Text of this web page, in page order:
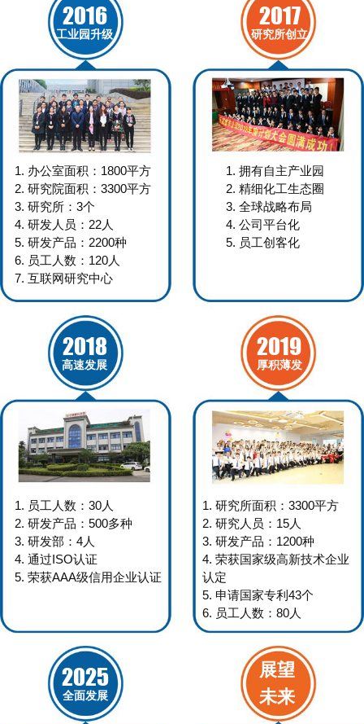
1. 办公室面积：1800平方
2. 研究院面积：3300平方
3. 研究所：3个
4. 研发人员：22人
5. 研发产品：2200种
6. 员工人数：120人
7. 互联网研究中心
1. 拥有自主产业园
2. 精细化工生态圈
3. 全球战略布局
4. 公司平台化
5. 员工创客化
2016
工业园升级
2017
研究所创立
2018
高速发展
2019
厚积薄发
2025
全面发展
展望
未来
1. 员工人数：30人
2. 研发产品：500多种
3. 研发部：4人
4. 通过ISO认证
5. 荣获AAA级信用企业认证
1. 研究所面积：3300平方
2. 研究人员：15人
3. 研发产品：1200种
4. 荣获国家级高新技术企业
认定
5. 申请国家专利43个
6. 员工人数：80人